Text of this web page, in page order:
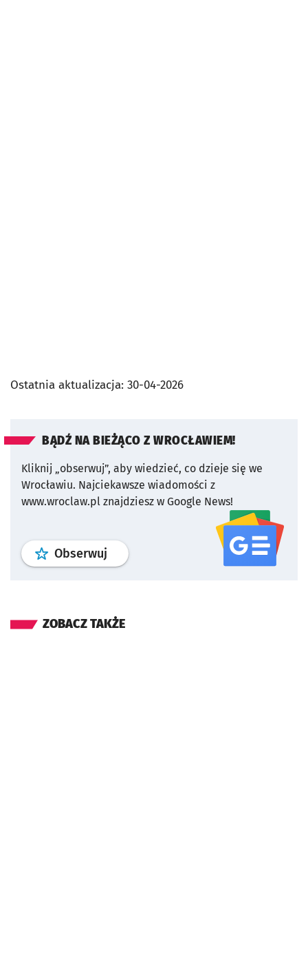
Ostatnia aktualizacja: 30-04-2026
BĄDŹ NA BIEŻĄCO Z WROCŁAWIEM!
Kliknij „obserwuj”, aby wiedzieć, co dzieje się we
Wrocławiu. Najciekawsze wiadomości z
www.wroclaw.pl znajdziesz w Google News!
Obserwuj profil serwisu
ZOBACZ TAKŻE